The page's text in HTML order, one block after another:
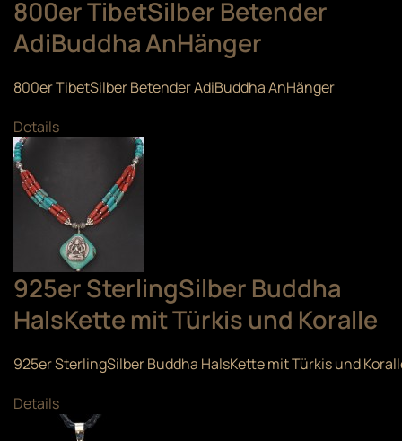
800er TibetSilber Betender
AdiBuddha AnHänger
800er TibetSilber Betender AdiBuddha AnHänger
Details
925er SterlingSilber Buddha
HalsKette mit Türkis und Koralle
925er SterlingSilber Buddha HalsKette mit Türkis und
Details